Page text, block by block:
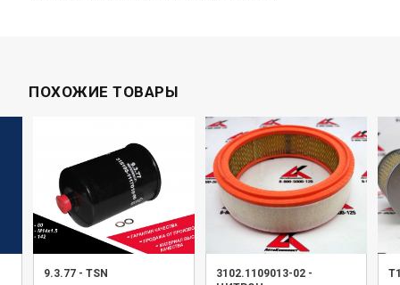
ПОХОЖИЕ ТОВАРЫ
9.3.77 - TSN
3102.1109013-02 -